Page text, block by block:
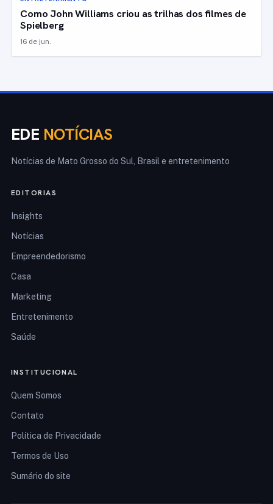
Como John Williams criou as trilhas dos filmes de
Spielberg
16 de jun.
EDE NOTÍCIAS
Notícias de Mato Grosso do Sul, Brasil e entretenimento
EDITORIAS
Insights
Notícias
Empreendedorismo
Casa
Marketing
Entretenimento
Saúde
INSTITUCIONAL
Quem Somos
Contato
Política de Privacidade
Termos de Uso
Sumário do site